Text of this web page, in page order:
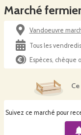
Vandoeuvre
Tous les
Espèces, chèque
Suivez ce marché pour